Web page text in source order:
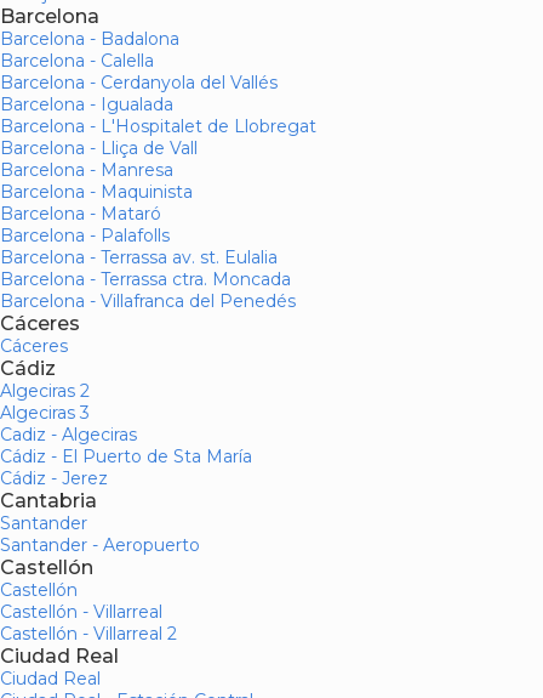
Barcelona
Barcelona - Badalona
Barcelona - Calella
Barcelona - Cerdanyola del Vallés
Barcelona - Igualada
Barcelona - L'Hospitalet de Llobregat
Barcelona - Lliça de Vall
Barcelona - Manresa
Barcelona - Maquinista
Barcelona - Mataró
Barcelona - Palafolls
Barcelona - Terrassa av. st. Eulalia
Barcelona - Terrassa ctra. Moncada
Barcelona - Villafranca del Penedés
Cáceres
Cáceres
Cádiz
Algeciras 2
Algeciras 3
Cadiz - Algeciras
Cádiz - El Puerto de Sta María
Cádiz - Jerez
Cantabria
Santander
Santander - Aeropuerto
Castellón
Castellón
Castellón - Villarreal
Castellón - Villarreal 2
Ciudad Real
Ciudad Real